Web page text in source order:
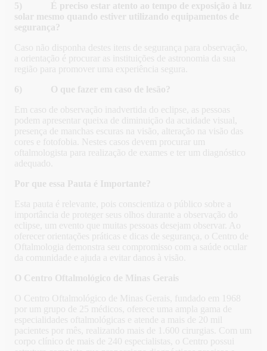
5) É preciso estar atento ao tempo de exposição à luz
solar mesmo quando estiver utilizando equipamentos de
segurança?
Caso não disponha destes itens de segurança para observação,
a orientação é procurar as instituições de astronomia da sua
região para promover uma experiência segura.
6) O que fazer em caso de lesão?
Em caso de observação inadvertida do eclipse, as pessoas
podem apresentar queixa de diminuição da acuidade visual,
presença de manchas escuras na visão, alteração na visão das
cores e fotofobia. Nestes casos devem procurar um
oftalmologista para realização de exames e ter um diagnóstico
adequado.
Por que essa Pauta é Importante?
Esta pauta é relevante, pois conscientiza o público sobre a
importância de proteger seus olhos durante a observação do
eclipse, um evento que muitas pessoas desejam observar. Ao
oferecer orientações práticas e dicas de segurança, o Centro de
Oftalmologia demonstra seu compromisso com a saúde ocular
da comunidade e ajuda a evitar danos à visão.
O Centro Oftalmológico de Minas Gerais
O Centro Oftalmológico de Minas Gerais, fundado em 1968
por um grupo de 25 médicos, oferece uma ampla gama de
especialidades oftalmológicas e atende a mais de 20 mil
pacientes por mês, realizando mais de 1.600 cirurgias. Com um
corpo clínico de mais de 240 especialistas, o Centro possui